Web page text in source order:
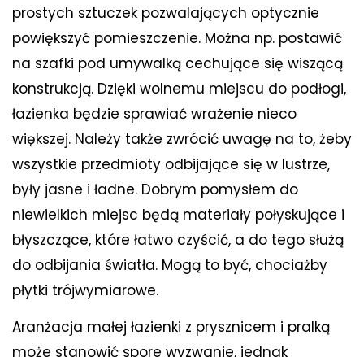
prostych sztuczek pozwalających optycznie
powiększyć pomieszczenie. Można np. postawić
na szafki pod umywalką cechujące się wiszącą
konstrukcją. Dzięki wolnemu miejscu do podłogi,
łazienka będzie sprawiać wrażenie nieco
większej. Należy także zwrócić uwagę na to, żeby
wszystkie przedmioty odbijające się w lustrze,
były jasne i ładne. Dobrym pomysłem do
niewielkich miejsc będą materiały połyskujące i
błyszczące, które łatwo czyścić, a do tego służą
do odbijania światła. Mogą to być, chociażby
płytki trójwymiarowe.
Aranżacja małej łazienki z prysznicem i pralką
może stanowić spore wyzwanie, jednak